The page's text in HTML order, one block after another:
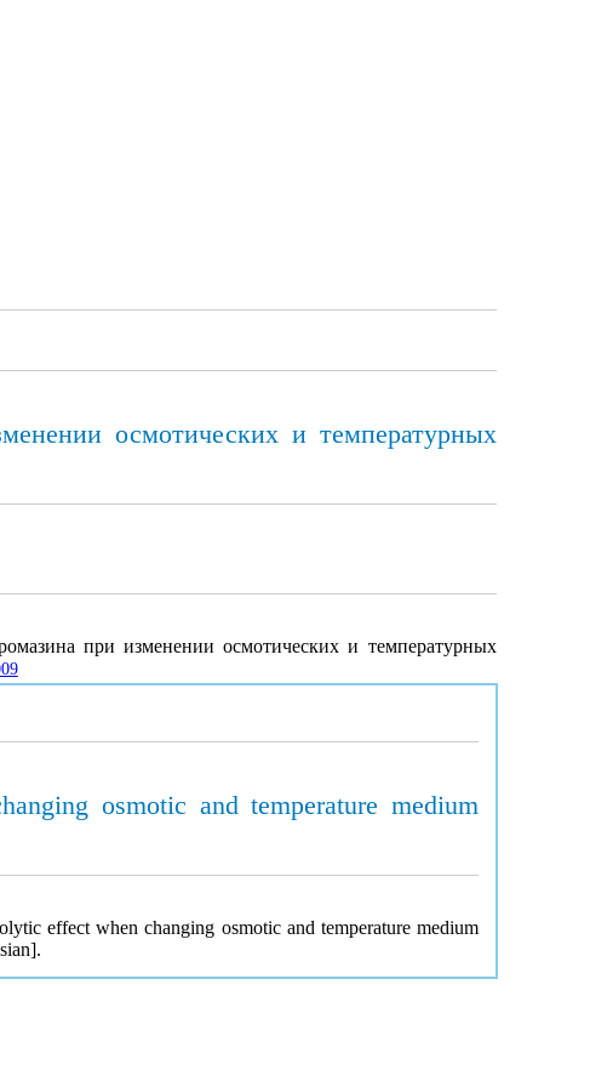
осмотических и температурных
при изменении осмотических и температурных
osmotic and temperature medium
effect when changing osmotic and temperature medium